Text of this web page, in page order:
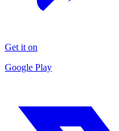
Get it on
Google Play